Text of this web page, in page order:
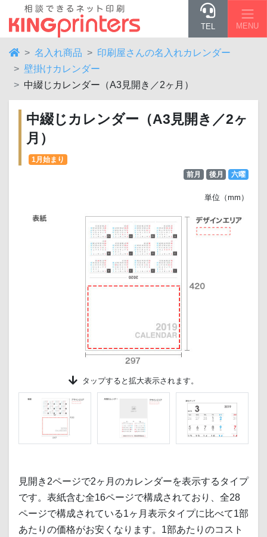
TEL MENU
名入れ商品
印刷屋さんの名入れカレンダー
壁掛けカレンダー
中綴じカレンダー（A3見開き／2ヶ月）
中綴じカレンダー（A3見開き／2ヶ
月）
1月始まり
前月
後月 六曜
単位（mm）
タップする と拡大表示されます。
見開き2ページで2ヶ月のカレンダーを表示するタイプ
です。表紙含む全16ページで構成されており、全28
ページで構成されている1ヶ月表示タイプに比べて1部
あたりの価格がお安くなります。1部あたりのコスト